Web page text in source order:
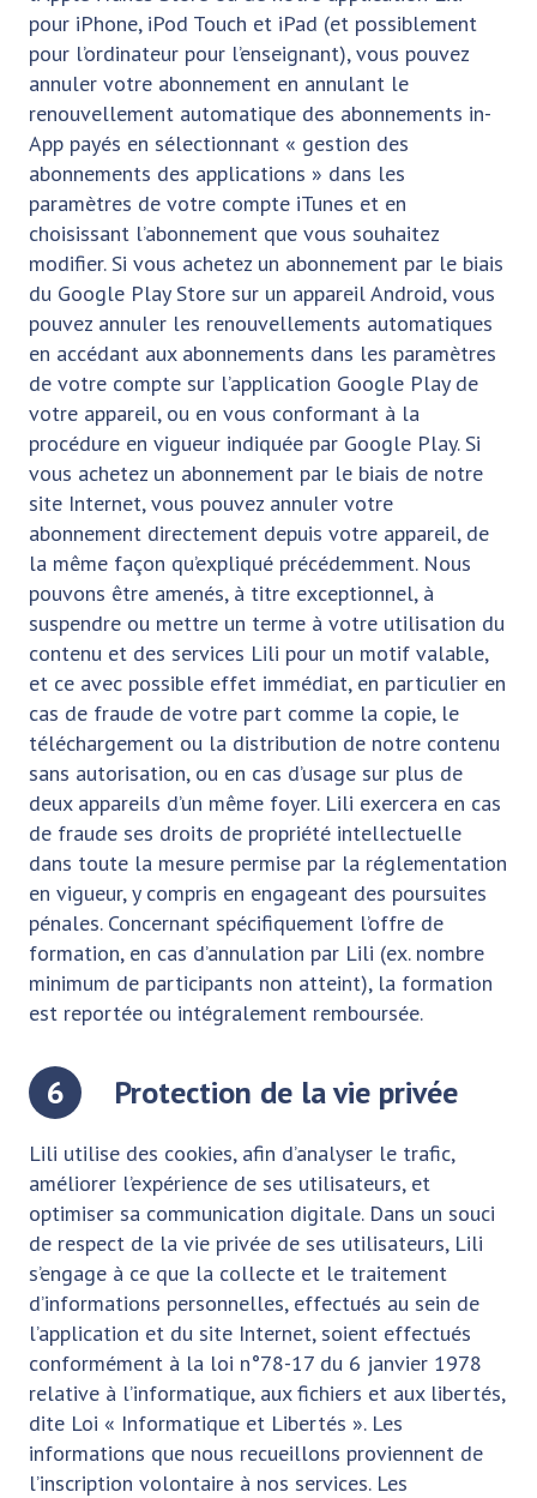
pour iPhone, iPod Touch et iPad (et possiblement
pour l’ordinateur pour l’enseignant), vous pouvez
annuler votre abonnement en annulant le
renouvellement automatique des abonnements in-
App payés en sélectionnant « gestion des
abonnements des applications » dans les
paramètres de votre compte iTunes et en
choisissant l’abonnement que vous souhaitez
modifier. Si vous achetez un abonnement par le biais
du Google Play Store sur un appareil Android, vous
pouvez annuler les renouvellements automatiques
en accédant aux abonnements dans les paramètres
de votre compte sur l’application Google Play de
votre appareil, ou en vous conformant à la
procédure en vigueur indiquée par Google Play. Si
vous achetez un abonnement par le biais de notre
site Internet, vous pouvez annuler votre
abonnement directement depuis votre appareil, de
la même façon qu’expliqué précédemment. Nous
pouvons être amenés, à titre exceptionnel, à
suspendre ou mettre un terme à votre utilisation du
contenu et des services Lili pour un motif valable,
et ce avec possible effet immédiat, en particulier en
cas de fraude de votre part comme la copie, le
téléchargement ou la distribution de notre contenu
sans autorisation, ou en cas d’usage sur plus de
deux appareils d’un même foyer. Lili exercera en cas
de fraude ses droits de propriété intellectuelle
dans toute la mesure permise par la réglementation
en vigueur, y compris en engageant des poursuites
pénales. Concernant spécifiquement l’offre de
formation, en cas d’annulation par Lili (ex. nombre
minimum de participants non atteint), la formation
est reportée ou intégralement remboursée.
6 Protection de la vie privée
Lili utilise des cookies, afin d’analyser le trafic,
améliorer l’expérience de ses utilisateurs, et
optimiser sa communication digitale. Dans un souci
de respect de la vie privée de ses utilisateurs, Lili
s’engage à ce que la collecte et le traitement
d’informations personnelles, effectués au sein de
l’application et du site Internet, soient effectués
conformément à la loi n°78-17 du 6 janvier 1978
relative à l’informatique, aux fichiers et aux libertés,
dite Loi « Informatique et Libertés ». Les
informations que nous recueillons proviennent de
l’inscription volontaire à nos services. Les